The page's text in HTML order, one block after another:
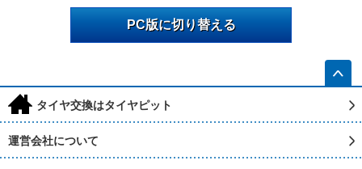
PC版に切り替える
h タイヤ交換はタイヤピット
運営会社について